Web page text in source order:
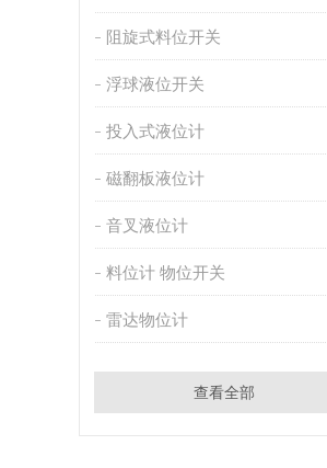
阻旋式料位开关
浮球液位开关
投入式液位计
磁翻板液位计
音叉液位计
料位计 物位开关
雷达物位计
查看全部